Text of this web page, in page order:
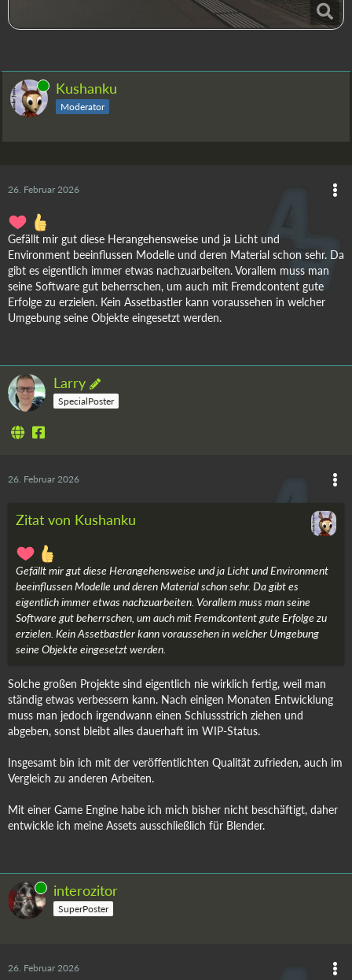
Online Kushanku
Moderator
26. Februar 2026
Gefällt mir gut diese Herangehensweise und ja Licht und
Environment beeinflussen Modelle und deren Material schon sehr. Da
gibt es eigentlich immer etwas nachzuarbeiten. Vorallem muss man
seine Software gut beherrschen, um auch mit Fremdcontent gute
Erfolge zu erzielen. Kein Assetbastler kann voraussehen in welcher
Umgebung seine Objekte eingesetzt werden.
Larry
SpecialPoster
26. Februar 2026
Zitat von Kushanku
Gefällt mir gut diese Herangehensweise und ja Licht und Environment
beeinflussen Modelle und deren Material schon sehr. Da gibt es
eigentlich immer etwas nachzuarbeiten. Vorallem muss man seine
Software gut beherrschen, um auch mit Fremdcontent gute Erfolge zu
erzielen. Kein Assetbastler kann voraussehen in welcher Umgebung
seine Objekte eingesetzt werden.
Solche großen Projekte sind eigentlich nie wirklich fertig, weil man
ständig etwas verbessern kann. Nach einigen Monaten Entwicklung
muss man jedoch irgendwann einen Schlussstrich ziehen und
abgeben, sonst bleibt alles dauerhaft im WIP-Status.
Insgesamt bin ich mit der veröffentlichten Qualität zufrieden, auch im
Vergleich zu anderen Arbeiten.
Mit einer Game Engine habe ich mich bisher nicht beschäftigt, daher
entwickle ich meine Assets ausschließlich für Blender.
Online interozitor
SuperPoster
26. Februar 2026